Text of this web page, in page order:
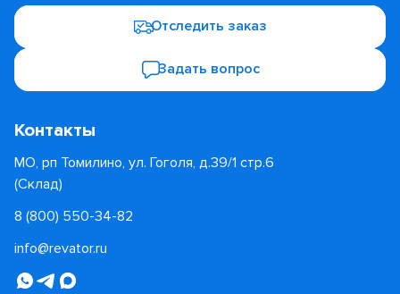
Отследить заказ
Задать вопрос
Контакты
МО, рп Томилино, ул. Гоголя, д.39/1 стр.6
(Склад)
8 (800) 550-34-82
info@revator.ru